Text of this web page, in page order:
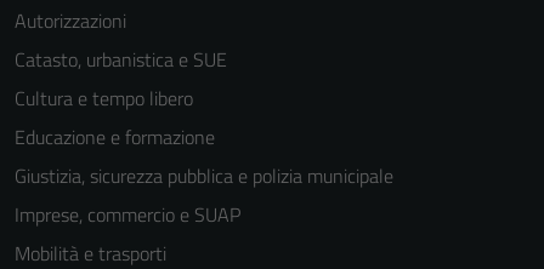
Autorizzazioni
Catasto, urbanistica e SUE
Cultura e tempo libero
Educazione e formazione
Giustizia, sicurezza pubblica e polizia municipale
Imprese, commercio e SUAP
Mobilità e trasporti